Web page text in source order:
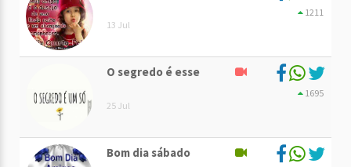
13 Jul
1211
O segredo é esse
25 Jul
1695
Bom dia sábado